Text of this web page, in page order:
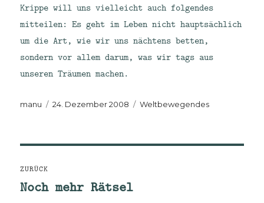
Krippe will uns vielleicht auch folgendes
mitteilen: Es geht im Leben nicht hauptsächlich
um die Art, wie wir uns nächtens betten,
sondern vor allem darum, was wir tags aus
unseren Träumen machen.
Autor
manu
Veröffentlicht
24. Dezember 2008 Kategorien
Weltbewegendes
ZURÜCK
Vorheriger
Noch mehr Rätsel